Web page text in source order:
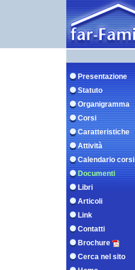
Presentazione
Statuto
Organigramma
Corsi
Caratteristiche
Attività
Calendario corsi
Documenti
Libri
Articoli
Link
Contatti
Brochure
Cerca nel sito